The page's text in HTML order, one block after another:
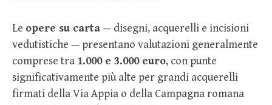
Le opere su carta— disegni, acquerelli e incisioni
vedutistiche — presentano valutazioni generalmente
comprese tra 1.000 e 3.000 euro, con punte
significativamente più alte per grandi acquerelli
firmati della Via Appia o della Campagna romana